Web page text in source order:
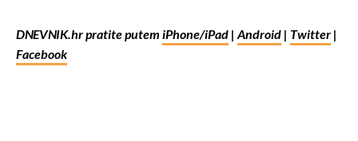
DNEVNIK.hr pratite putem iPhone/iPad |Android | Twitter |
Facebook